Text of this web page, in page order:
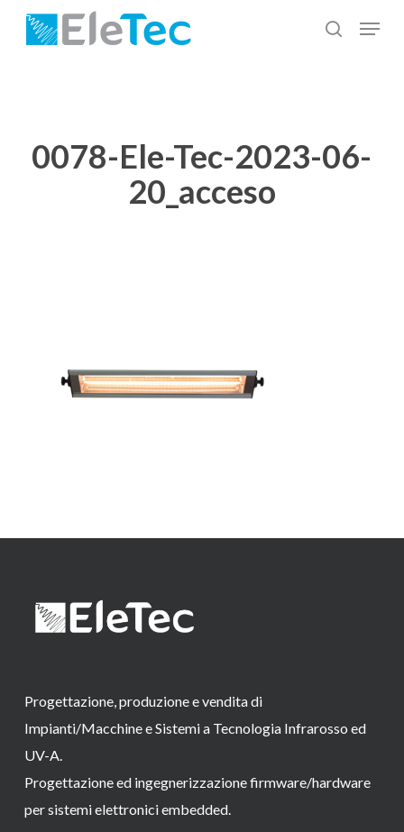
Salta
cerca
Menu
0078-Ele-Tec-2023-06-
20_acceso
Progettazione, produzione e vendita di
Impianti/Macchine e Sistemi a Tecnologia Infrarosso ed
UV-A.
Progettazione ed ingegnerizzazione firmware/hardware
per sistemi elettronici embedded.